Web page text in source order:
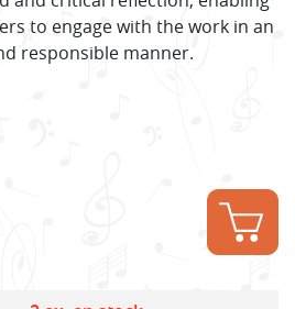
to engage with the work in an
responsible manner.